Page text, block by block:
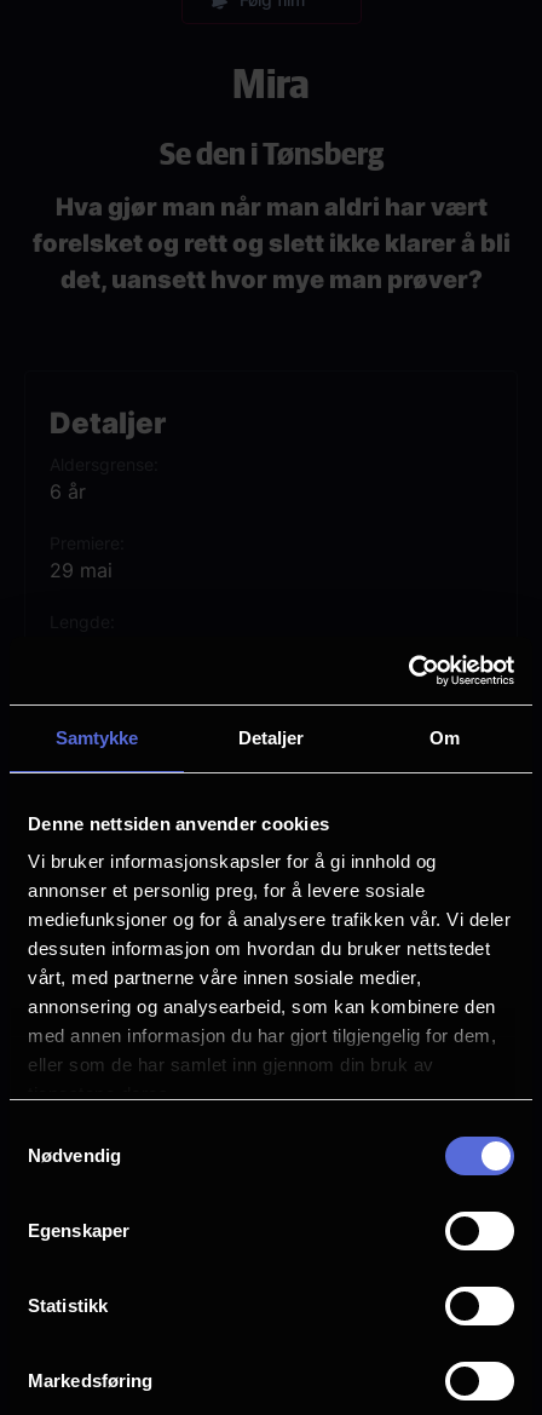
Samtykke Detaljer Om
Denne nettsiden anvender cookies
Vi bruker informasjonskapsler for å gi innhold og
annonser et personlig preg, for å levere sosiale
mediefunksjoner og for å analysere trafikken vår. Vi deler
dessuten informasjon om hvordan du bruker nettstedet
vårt, med partnerne våre innen sosiale medier,
annonsering og analysearbeid, som kan kombinere den
med annen informasjon du har gjort tilgjengelig for dem,
eller som de har samlet inn gjennom din bruk av
Nødvendig
Egenskaper
Statistikk
Markedsføring
Detaljer
6 år
29 mai
Regi
Marie Limkilde
Vurdering: (4 stemmer 74.75%)
Språk
DA
Sjanger
Children's Movie
Distributør
Ymer Media
Se mer
Mira
Se den i Tønsberg
Hva gjør man når man aldri har vært
forelsket og rett og slett ikke klarer å bli
det, uansett hvor mye man prøver?